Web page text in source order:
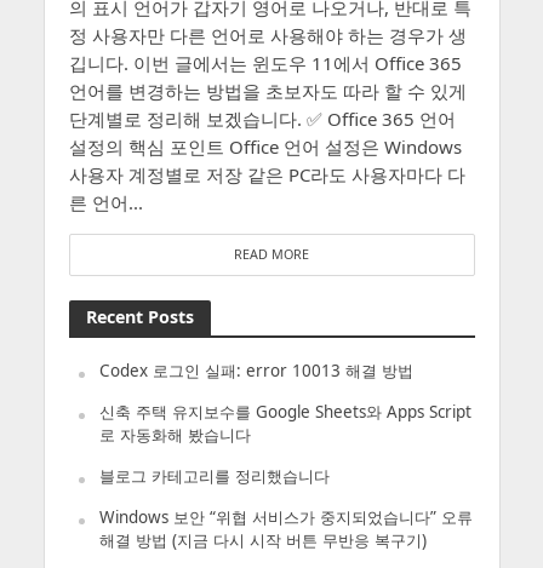
의 표시 언어가 갑자기 영어로 나오거나, 반대로 특
정 사용자만 다른 언어로 사용해야 하는 경우가 생
깁니다. 이번 글에서는 윈도우 11에서 Office 365
언어를 변경하는 방법을 초보자도 따라 할 수 있게
단계별로 정리해 보겠습니다. ✅ Office 365 언어
설정의 핵심 포인트 Office 언어 설정은 Windows
사용자 계정별로 저장 같은 PC라도 사용자마다 다
른 언어...
READ MORE
Recent Posts
Codex 로그인 실패: error 10013 해결 방법
신축 주택 유지보수를 Google Sheets와 Apps Script
로 자동화해 봤습니다
블로그 카테고리를 정리했습니다
Windows 보안 “위협 서비스가 중지되었습니다” 오류
해결 방법 (지금 다시 시작 버튼 무반응 복구기)